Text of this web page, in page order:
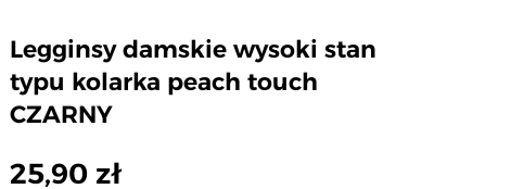
Legginsy damskie wysoki stan
typu kolarka peach touch
CZARNY
25,90 zł